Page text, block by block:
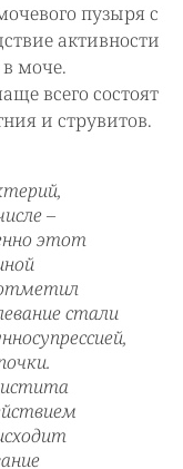
пузыря с
активности
моче.
всего состоят
и струвитов.
–
этот
стали